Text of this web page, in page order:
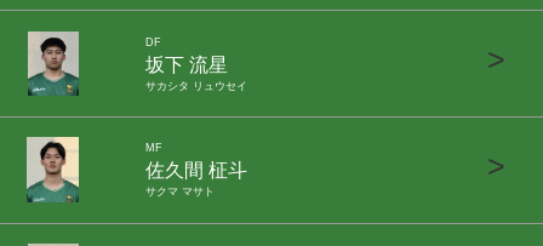
DF
坂下 流星
サカシタ リュウセイ
>
MF
佐久間 柾斗
サクマ マサト
>